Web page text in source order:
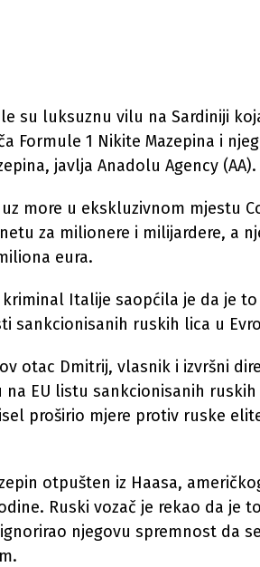
su luksuznu vilu na Sardiniji
Formule 1 Nikite Mazepina i
javlja Anadolu Agency (AA).
more u ekskluzivnom mjestu
za milionere i milijardere, a
eura.
kriminal Italije saopćila je da je
sankcionisanih ruskih lica u
otac Dmitrij, vlasnik i izvršni
na EU listu sankcionisanih
proširio mjere protiv ruske
otpušten iz Haasa,
Ruski vozač je rekao da je
njegovu spremnost da